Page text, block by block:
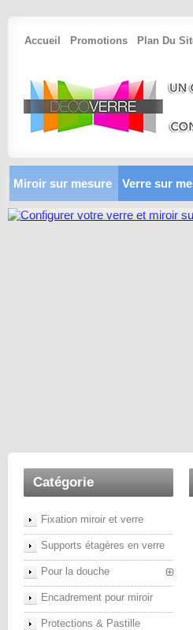
Miroir sur mesure Verre sur
Accueil Promotions Plan Du
Catégorie
Fixation miroir et verre
Supports étagères en verre
Pour la douche
Encadrement pour miroir
Protections & Pastille